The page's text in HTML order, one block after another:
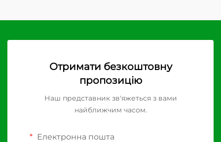
Отримати безкоштовну
пропозицію
Наш представник зв'яжеться з вами
найближчим часом.
Електронна пошта